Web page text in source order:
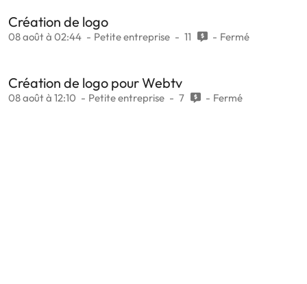
Création de logo
08 août à 02:44 Petite entreprise 11 Fermé
Création de logo pour Webtv
08 août à 12:10 Petite entreprise 7 Fermé